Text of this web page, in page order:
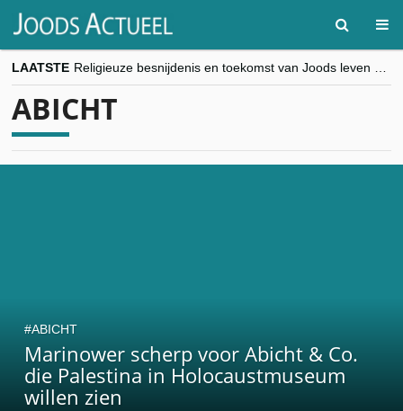
LAATSTE
“Besnijdenisdebat toont hoe moeilijk seculiere Westen minderheden begrijpt”, Jinnih Beels (Vooruit)
ABICHT
Marinower scherp voor Abicht & Co.
die Palestina in Holocaustmuseum
willen zien
ABICHT